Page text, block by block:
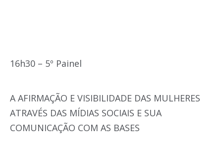
16h30 – 5º Painel
A AFIRMAÇÃO E VISIBILIDADE DAS MULHERES
ATRAVÉS DAS MÍDIAS SOCIAIS E SUA
COMUNICAÇÃO COM AS BASES